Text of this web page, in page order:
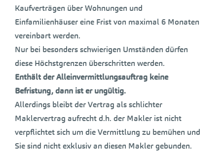
Kaufverträgen über Wohnungen und
Einfamilienhäuser eine Frist von maximal 6 Monaten
vereinbart werden.
Nur bei besonders schwierigen Umständen dürfen
diese Höchstgrenzen überschritten werden.
Enthält der Alleinvermittlungsauftrag keine
Befristung, dann ist er ungültig.
Allerdings bleibt der Vertrag als schlichter
Maklervertrag aufrecht d.h. der Makler ist nicht
verpflichtet sich um die Vermittlung zu bemühen und
Sie sind nicht exklusiv an diesen Makler gebunden.